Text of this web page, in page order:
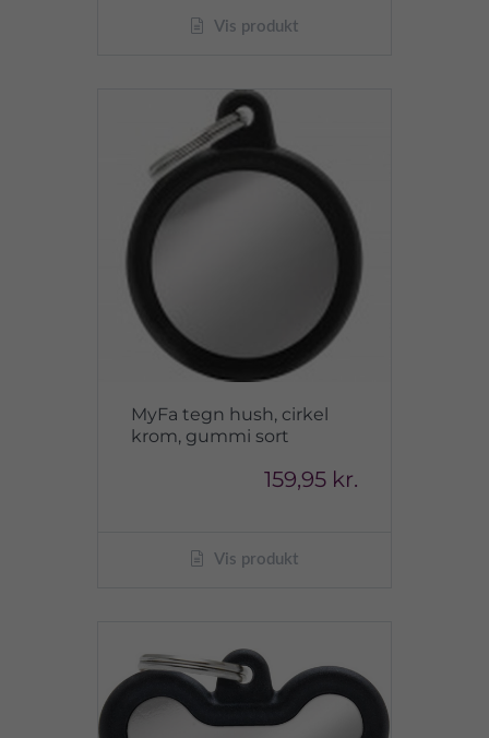
Vis produkt
MyFa tegn hush, cirkel
krom, gummi sort
159,95 kr.
Vis produkt